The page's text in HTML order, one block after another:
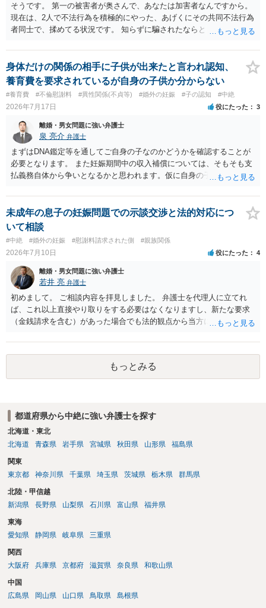
そうです。 第一の被害者が奥さんで、あなたは加害者なんですから。
現在は、2人で不法行為を積極的にやった、あげくにその共同不法行為
者同士で、揉めてる状況です。 知らずに騙されたならともか
というだけですから。
身体だけの関係の相手に子供が出来たと言われ認知、
養育費を要求されているが自身の子供か分からない
#養育費 #不倫慰謝料 #異性関係(不貞等) #婚外の妊娠 #子の認知 #中絶
2026年7月17日 役にたった 3
離婚・男女問題に強い弁護士
泉 亮介 弁護士
まずはDNA鑑定等を通してご自身の子なのかどうかを確認することが
必要となります。 また妊娠期間中の収入補償については、そもそも支
払義務自体から争いとなるかと思われます。仮に自身の子であったと
相手に弁護士がついているということであれば、依頼をするかしない
かは別として一度ご自身も個別に弁護士に相談をされたほうが良いで
しょう。
未成年の息子の妊娠問題での示談交渉と法的対応につ
いて相談
#中絶 #婚外の妊娠 #慰謝料請求された側 #親族関係
2026年7月10日 役にたった 4
離婚・男女問題に強い弁護士
若井 亮 弁護士
初めまして。 ご相談内容を拝見しました。 弁護士を代理人に立てれ
ば、これ以上直接やり取りをする必要はなくなりますし、新たな要求
（金銭請求を含む）があった場合でも法的観点から当方に支払うべき
いのであれば、基本的にはご自身で対応していくことになります。 こ
れ以上の要求を回避するためには、合意内容を書面しておくことで
す。 特に重要な点としては、合意事項以外には貸し借りが無いことを
確認する条項（清算条項）をきちんと盛り込んでおくことです。 お金
もっとみる
都道府県から中絶に強い弁護士を探す
北海道・東北
北海道
青森県 岩手県 宮城県 秋田県 山形県 福島県
関東
東京都
神奈川県 千葉県 埼玉県 茨城県 栃木県 群馬県
北陸・甲信越
新潟県
長野県 山梨県 石川県 富山県 福井県
東海
愛知県
静岡県 岐阜県 三重県
関西
大阪府
兵庫県 京都府 滋賀県 奈良県 和歌山県
中国
広島県
岡山県 山口県 鳥取県 島根県